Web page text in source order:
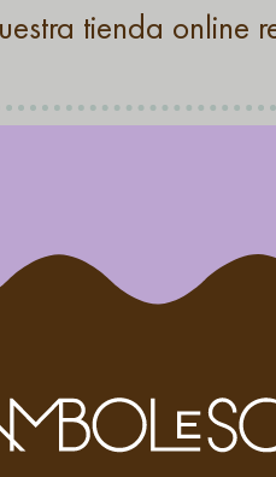
tienda online